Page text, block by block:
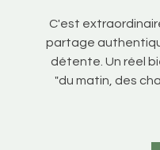
C'est
partage
détente. Un réel
"du matin, des